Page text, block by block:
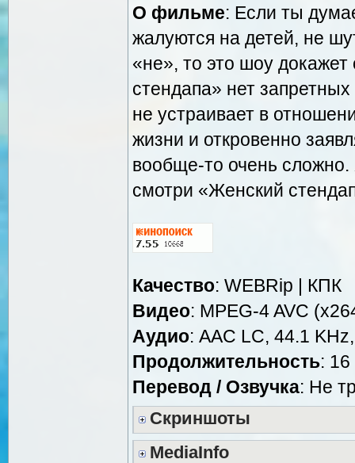
О фильме: Если ты
жалуются на детей, не
«не», то это шоу
стендапа» нет
не устраивает в
жизни и откровенно
вообще-то очень
смотри «Женский
Качество: WEBRip | КПК
Видео: MPEG-4 AVC
Аудио: AAC LC, 44.1
Продолжительность:
Перевод / Озвучка: Не
Скриншоты
MediaInfo